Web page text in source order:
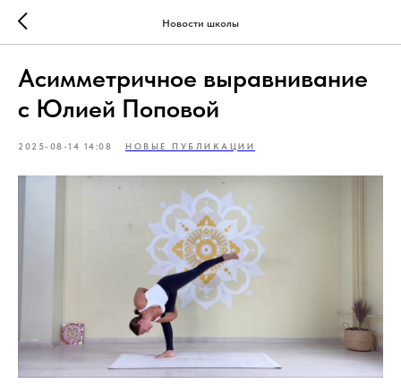
Новости школы
Асимметричное выравнивание
с Юлией Поповой
2025-08-14 14:08 НОВЫЕ ПУБЛИКАЦИИ